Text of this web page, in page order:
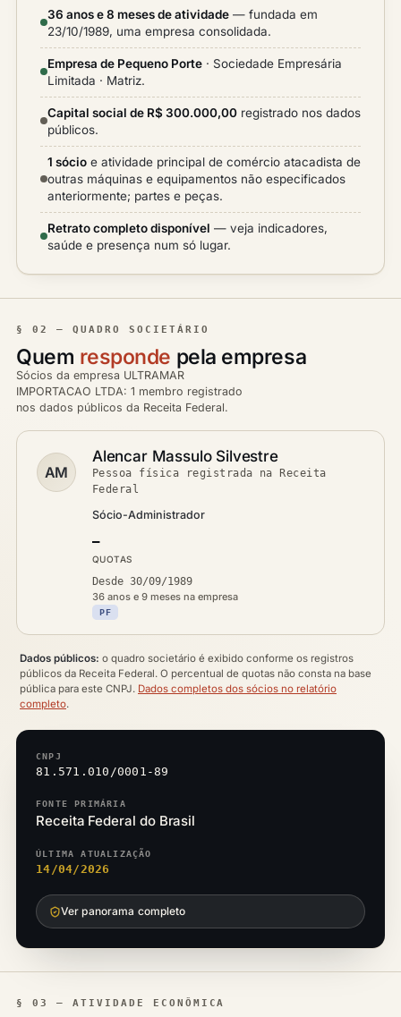
36 anos e 8 meses de atividade — fundada em
23/10/1989, uma empresa consolidada.
Empresa de Pequeno Porte · Sociedade Empresária
Limitada · Matriz.
Capital social de R$ 300.000,00 registrado nos dados
públicos.
1 sócio e atividade principal de comércio atacadista de
outras máquinas e equipamentos não especificados
anteriormente; partes e peças.
Retrato completo disponível — veja indicadores,
saúde e presença num só lugar.
§ 02 — QUADRO SOCIETÁRIO
Quem responde pela empresa
Sócios da empresa ULTRAMAR
IMPORTACAO LTDA: 1 membro registrado
nos dados públicos da Receita Federal.
AM
Alencar Massulo Silvestre
Pessoa física registrada na Receita
Federal
Sócio-Administrador
—
QUOTAS
Desde 30/09/1989
36 anos e 9 meses na empresa
PF
Dados públicos: o quadro societário é exibido conforme os registros
públicos da Receita Federal. O percentual de quotas não consta na base
pública para este CNPJ. Dados completos dos sócios no relatório
completo.
CNPJ
81.571.010/0001-89
FONTE PRIMÁRIA
Receita Federal do Brasil
ÚLTIMA ATUALIZAÇÃO
14/04/2026
Ver panorama completo
§ 03 — ATIVIDADE ECONÔMICA